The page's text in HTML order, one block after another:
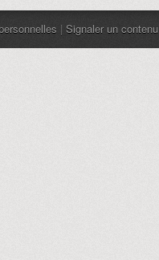
| Signaler un contenu